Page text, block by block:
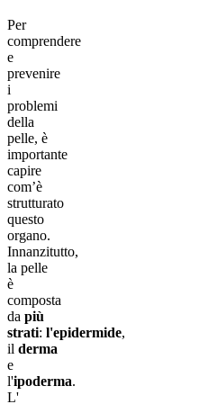
Per
comprendere
e
prevenire
i
problemi
della
pelle, è
importante
capire ​
com’è
strutturato
questo
organo.
Innanzitutto,
la pelle
è
composta
da più
strati: l'epidermide,
il derma
e
l'ipoderma.
L'